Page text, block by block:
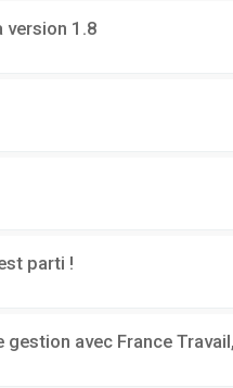
version 1.8
parti !
avec France